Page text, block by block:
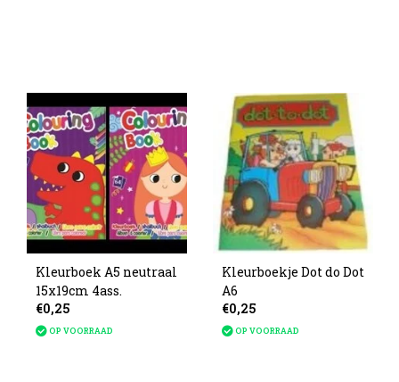
Kleurboek A5 neutraal
15x19cm 4ass.
€0,25
OP VOORRAAD
Kleurboekje Dot do Dot
A6
€0,25
OP VOORRAAD